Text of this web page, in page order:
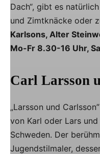
Dach“, gibt es
und Zimtknäcke oder
Karlsons, Alter
Mo-Fr 8.30-16 Uhr,
Carl Larsson
„Larsson und
von Karl oder Lars
Schweden. Der
Jugendstilmaler,